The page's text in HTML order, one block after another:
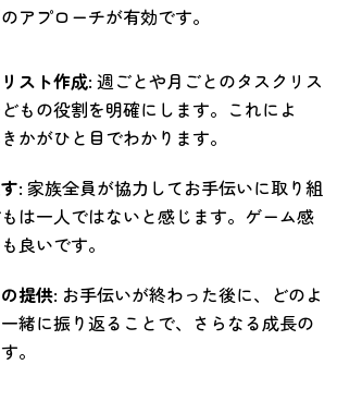
アプローチが有効です。
スト作成: 週ごとや月ごとのタスクリス
もの役割を明確にします。これによ
かがひと目でわかります。
: 家族全員が協力してお手伝いに取り組
は一人ではないと感じます。ゲーム感
良いです。
提供: お手伝いが終わった後に、どのよ
緒に振り返ることで、さらなる成長の
。